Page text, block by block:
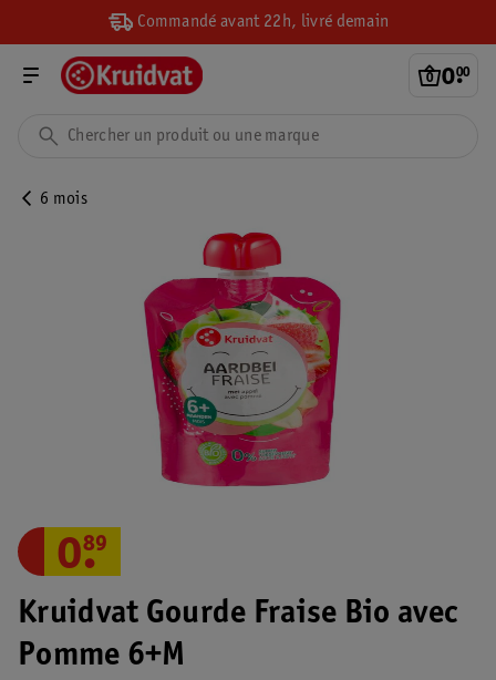
Commandé avant 22h, livré demain
0.
00
6 mois
Kruidvat Gourde Fraise Bio avec
Pomme 6+M
0.
89